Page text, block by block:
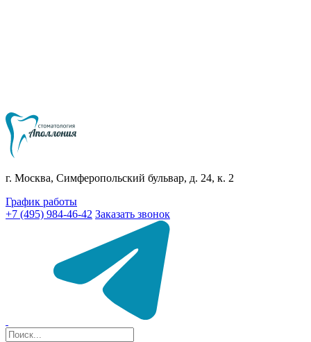
г. Москва, Симферопольский бульвар, д. 24, к. 2
График работы
+7 (495) 984-46-42 Заказать звонок